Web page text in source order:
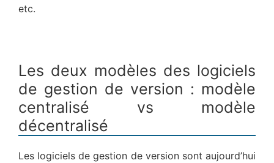
etc.
Les deux modèles des logiciels
de gestion de version : modèle
centralisé vs modèle
décentralisé
Les logiciels de gestion de version sont aujourd’hui